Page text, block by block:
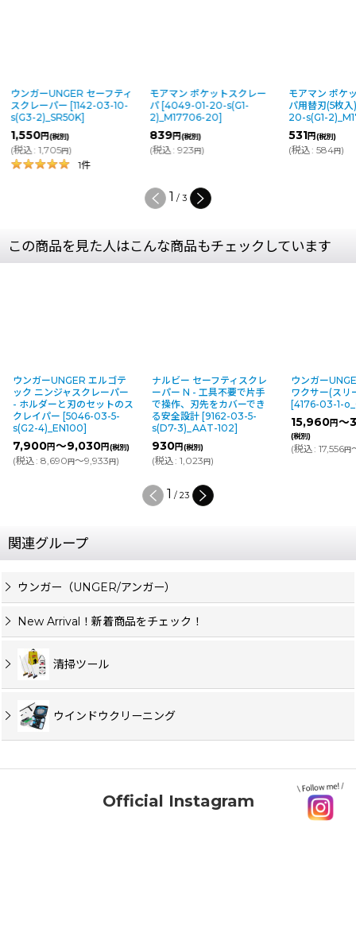
ウンガーUNGER セーフティ
スクレーパー [1142-03-10-
s(G3-2)_SR50K
1,550円(税別)
(税込 1,705円)
1件
モアマン ポケットスクレー
パ [4049-01-20-s(G1-
2)_M17706-20
839円(税別)
(税込 : 923円)
モアマン ポケ
パ用替刃(5枚
20-s(G1-
531円(税別)
(税込 : 584円
1 / 3
この商品を見た人はこんな商品もチェックしています
ウンガーUNGER エルゴテ
ック ニンジャスクレーパー
- ホルダーと刃のセットのス
クレイパー [5046-03-5-
s(G2-4)_EN100]
7,900円～9,030円(税別)
(税込: 8,690円～9,933円)
ナルビー セーフティスクレ
ーパー N - 工具不要で片手
で操作、刃先をカバーでき
る安全設計 [9162-03-5-
s(D7-3)_AAT-102]
930円(税別)
(税込: 1,023円)
ウンガー
ワクサー(スリ
[4176-03-1-
15,960円～
(税別)
(税込: 17,556円
1 / 23
関連グループ
ウンガー（UNGER/アンガー）
New Arrival！新着商品をチェック！
清掃ツール
ウインドウクリーニング
Official Instagram